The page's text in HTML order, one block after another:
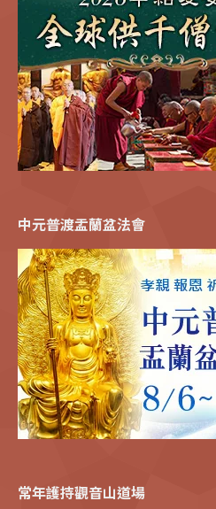
中元普渡盂蘭盆法會
常年護持觀音山道場